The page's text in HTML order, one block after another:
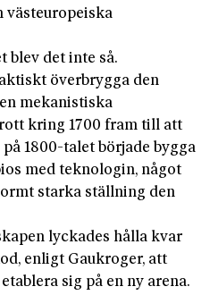
västeuropeiska
blev det inte så.
överbrygga den
mekanistiska
kring 1700 fram till att
1800-talet började bygga
med teknologin, något
starka ställning den
lyckades hålla kvar
enligt Gaukroger, att
sig på en ny arena.